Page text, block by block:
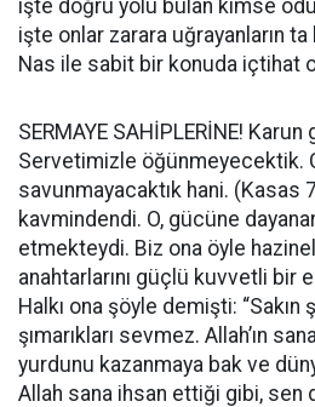
işte doğru yolu bulan kimse
işte onlar zarara uğrayanların
Nas ile sabit bir konuda içtihat
SERMAYE SAHİPLERİNE!
Servetimizle öğünmeyecektik.
savunmayacaktık hani. (Kasas
kavmindendi. O, gücüne
etmekteydi. Biz ona öyle
anahtarlarını güçlü kuvvetli bir
Halkı ona şöyle demişti: “Sakın
şımarıkları sevmez. Allah’ın
yurdunu kazanmaya bak ve
Allah sana ihsan ettiği gibi, sen